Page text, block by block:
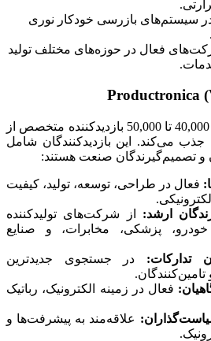
سیستم‌های بازرسی خودکار نوری
فعال در حوزه‌های مختلف تولید
Productronica سالانه حدود 40,000 تا 50,000 بازدیدکننده متخصص از
را جذب می‌کند. این بازدیدکنندگان شامل
تصمیم‌گیرندگان صنعت هستند:
فعال در طراحی، توسعه، تولید، کیفیت
ارشد: از شرکت‌های تولیدکننده
خودرو، پزشکی، مخابرات، و صنایع
تدارکات: در جستجوی جدیدترین
فعال در زمینه الکترونیک، رباتیک
علاقه‌مند به پیشرفت‌ها و